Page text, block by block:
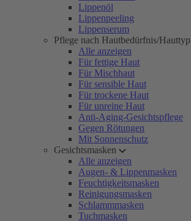
Lippenöl
Lippenpeeling
Lippenserum
Pflege nach Hautbedürfnis/Hauttyp
Alle anzeigen
Für fettige Haut
Für Mischhaut
Für sensible Haut
Für trockene Haut
Für unreine Haut
Anti-Aging-Gesichtspflege
Gegen Rötungen
Mit Sonnenschutz
Gesichtsmasken
Alle anzeigen
Augen- & Lippenmasken
Feuchtigkeitsmasken
Reinigungsmasken
Schlammmasken
Tuchmasken